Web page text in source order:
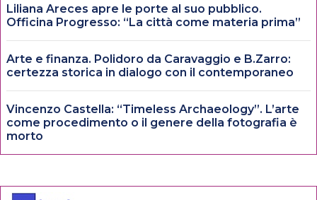
Liliana Areces apre le porte al suo pubblico.
Officina Progresso: “La città come materia prima”
Arte e finanza. Polidoro da Caravaggio e B.Zarro:
certezza storica in dialogo con il contemporaneo
Vincenzo Castella: “Timeless Archaeology”. L’arte
come procedimento o il genere della fotografia è
morto